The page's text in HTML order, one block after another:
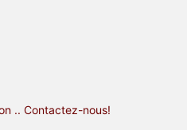
.. Contactez-nous!